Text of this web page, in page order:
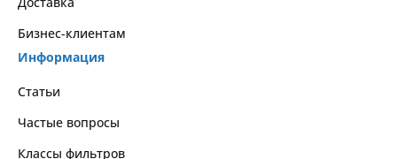
Бизнес-клиентам
Информация
Статьи
Частые вопросы
Классы фильтров